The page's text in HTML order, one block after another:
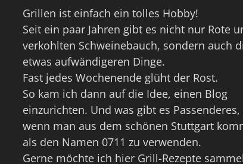
Grillen ist einfach ein tolles Hobby!
Seit ein paar Jahren gibt es nicht nur Rote
verkohlten Schweinebauch, sondern auch
etwas aufwändigeren Dinge.
Fast jedes Wochenende glüht der Rost.
So kam ich dann auf die Idee, einen Blog
einzurichten. Und was gibt es Passenderes,
wenn man aus dem schönen Stuttgart
als den Namen 0711 zu verwenden.
Gerne möchte ich hier Grill-Rezepte